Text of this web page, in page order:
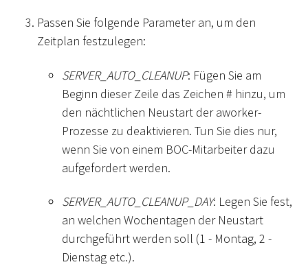
Passen Sie folgende Parameter an, um den
Zeitplan festzulegen:
SERVER_AUTO_CLEANUP: Fügen Sie am
Beginn dieser Zeile das Zeichen # hinzu, um
den nächtlichen Neustart der aworker-
Prozesse zu deaktivieren. Tun Sie dies nur,
wenn Sie von einem BOC-Mitarbeiter dazu
aufgefordert werden.
SERVER_AUTO_CLEANUP_DAY: Legen Sie fest,
an welchen Wochentagen der Neustart
durchgeführt werden soll (1 - Montag, 2 -
Dienstag etc.).